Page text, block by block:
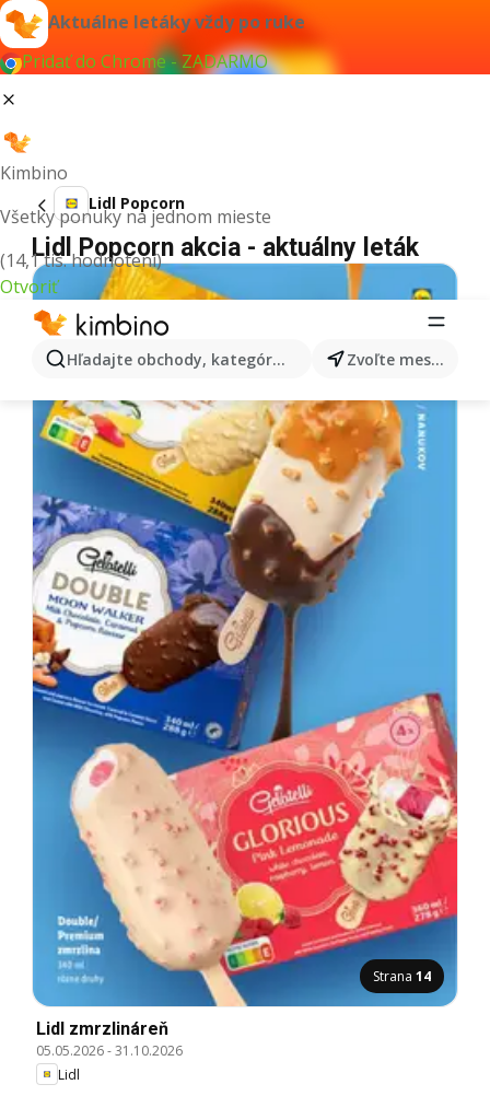
Aktuálne letáky vždy po ruke
Pridať do Chrome - ZADARMO
Kimbino
Všetky ponuky na jednom mieste
(14,1 tis. hodnotení)
Otvoriť
Hľadajte obchody, kategórie, produkty... Zvoľte mesto
Lidl Popcorn
Lidl Popcorn akcia - aktuálny leták
Strana 14
Lidl zmrzlináreň
05.05.2026-31.10.2026
Lidl